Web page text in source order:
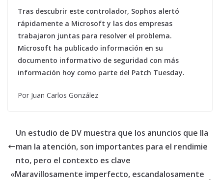
Tras descubrir este controlador, Sophos alertó
rápidamente a Microsoft y las dos empresas
trabajaron juntas para resolver el problema.
Microsoft ha publicado información en su
documento informativo de seguridad con más
información hoy como parte del Patch Tuesday.
Por Juan Carlos González
Un estudio de DV muestra que los anuncios que lla
man la atención, son importantes para el rendimie
nto, pero el contexto es clave
«Maravillosamente imperfecto, escandalosamente